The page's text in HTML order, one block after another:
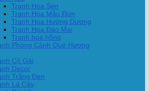
Tranh Hoa Sen
Tranh Hoa Mẫu Đơn
Tranh Hoa Hướng Dương
Tranh Hoa Đào Mai
Tranh hoa hồng
Phong Cảnh Quê Hương
Cô Gái
Decor
Trắng Đen
Lá Cây